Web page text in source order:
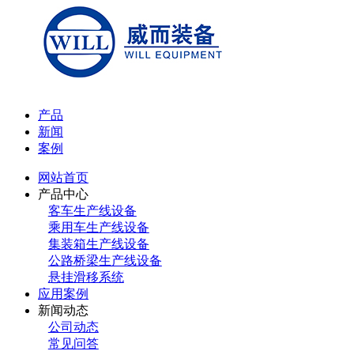
产品
新闻
案例
网站首页
产品中心
客车生产线设备
乘用车生产线设备
集装箱生产线设备
公路桥梁生产线设备
悬挂滑移系统
应用案例
新闻动态
公司动态
常见问答